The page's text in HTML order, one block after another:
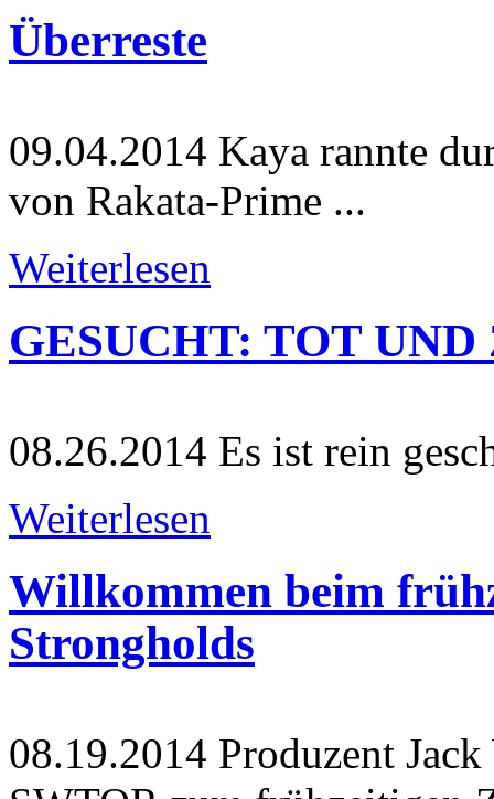
Überreste
09.04.2014 Kaya rannte
von Rakata-Prime ...
Weiterlesen
GESUCHT: TOT
08.26.2014 Es ist rein
Weiterlesen
Willkommen beim
Strongholds
08.19.2014 Produzent